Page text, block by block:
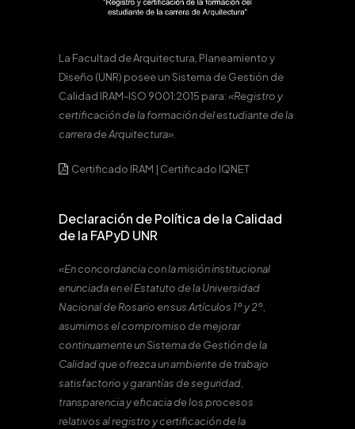
La Facultad de Arquitectura, Planeamiento y
Diseño (UNR) posee un Sistema de Gestión de
Calidad IRAM-ISO 9001:2015 para:«Registro y
certificación de la formación del estudiante de la
carrera de Arquitectura».
Certificado IRAM | Certificado IQNET
Declaración de Política de la Calidad
de la FAPyD UNR
«En concordancia con la misión institucional
enunciada en el Estatuto de la Universidad
Nacional de Rosario en sus Artículos 1º y 2º,
asumimos el compromiso de mejorar
continuamente un Sistema de Gestión de la
Calidad que ofrezca un ambiente de trabajo
satisfactorio y garantías de seguridad,
transparencia y eficacia de los procesos
relativos al registro y certificación de la